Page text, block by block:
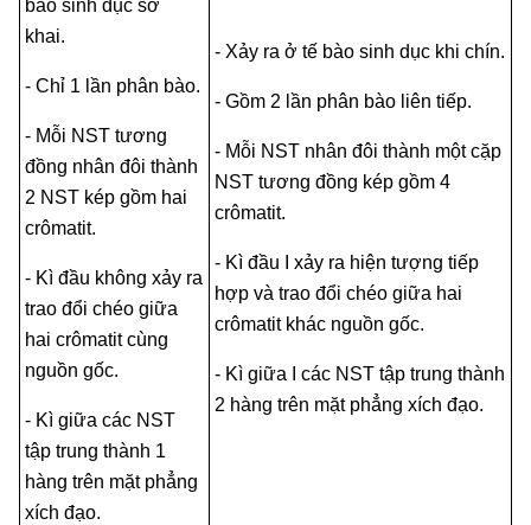
bào sinh dục sơ
khai.
- Chỉ 1 lần phân bào.
- Mỗi NST tương
đồng nhân đôi thành
2 NST kép gồm hai
crômatit.
- Kì đầu không xảy ra
trao đổi chéo giữa
hai crômatit cùng
nguồn gốc.
- Kì giữa các NST
tập trung thành 1
hàng trên mặt phẳng
xích đạo.
- Xảy ra ở tế bào sinh dục khi chín.
- Gồm 2 lần phân bào liên tiếp.
- Mỗi NST nhân đôi thành một cặp
NST tương đồng kép gồm 4
crômatit.
- Kì đầu I xảy ra hiện tượng tiếp
hợp và trao đổi chéo giữa hai
crômatit khác nguồn gốc.
- Kì giữa I các NST tập trung thành
2 hàng trên mặt phẳng xích đạo.